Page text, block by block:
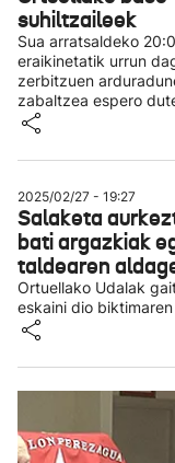
suhiltzaileek
Sua arratsaldeko
eraikinetatik urrun
zerbitzuen
zabaltzea espero
2025/02/27 - 19:27
Salaketa
bati argazkiak
taldearen
Ortuellako Udalak
eskaini dio